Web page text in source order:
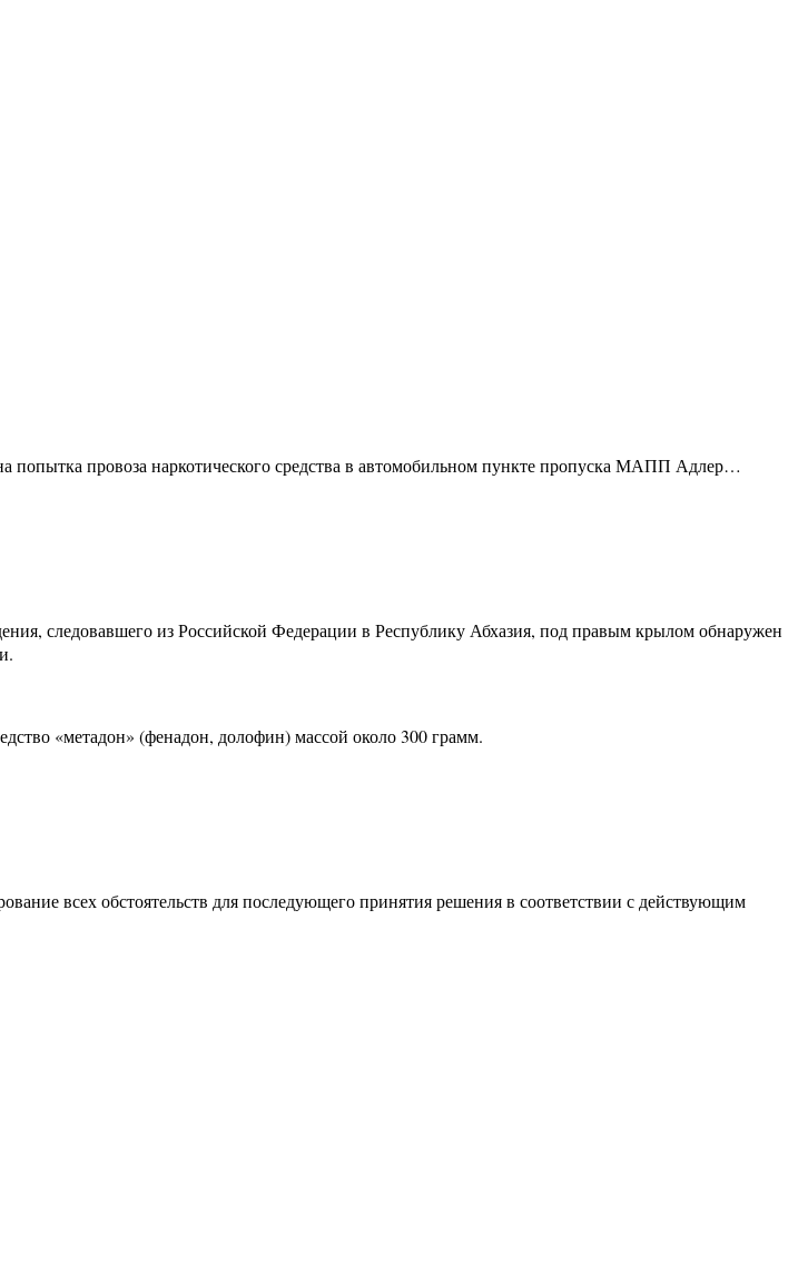
провоза наркотического средства в автомобильном пункте пропуска МАПП Адлер…
следовавшего из Российской Федерации в Республику Абхазия, под правым крылом обнаружен
«метадон» (фенадон, долофин) массой около 300 грамм.
всех обстоятельств для последующего принятия решения в соответствии с действующим